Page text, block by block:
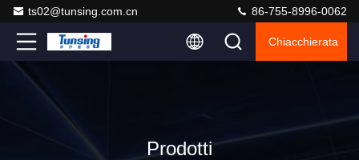
ts02@tunsing.com.cn 86-755-8996-0062
Chiacchierata
Prodotti